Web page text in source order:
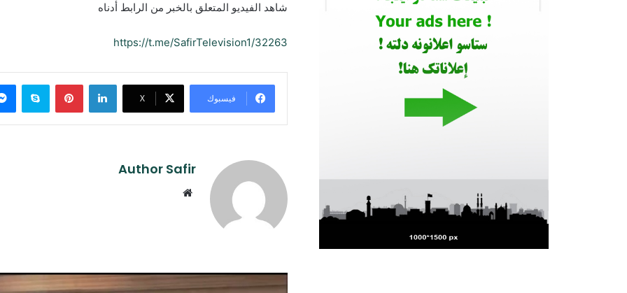
شاهد الفيديو المتعلق بالخبر من الرابط أدناه
https://t.me/SafirTelevision1/32263
فيسبوك ‫X
لينكدإن بينتيريست
Author Safir